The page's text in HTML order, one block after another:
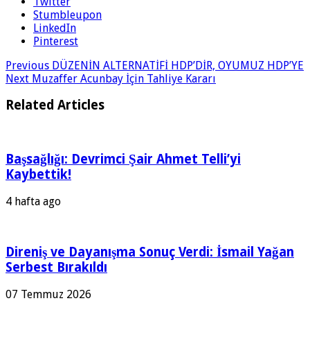
Stumbleupon
LinkedIn
Pinterest
Previous DÜZENİN ALTERNATİFİ HDP’DİR, OYUMUZ HDP’YE
Next Muzaffer Acunbay İçin Tahliye Kararı
Related Articles
Başsağlığı: Devrimci Şair Ahmet Telli’yi
Kaybettik!
4 hafta ago
Direniş ve Dayanışma Sonuç Verdi: İsmail Yağan
Serbest Bırakıldı
07 Temmuz 2026